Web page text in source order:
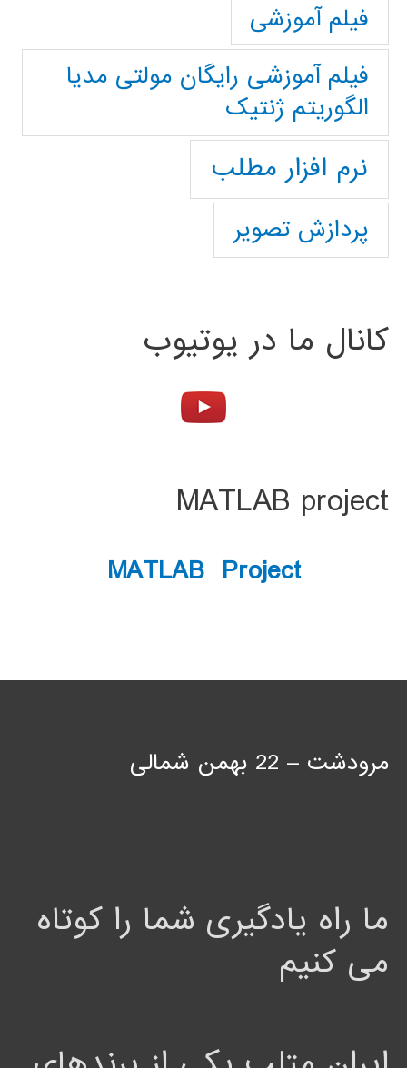
فیلم آموزشی
فیلم آموزشی رایگان مولتی مدیا
الگوریتم ژنتیک
نرم افزار مطلب
پردازش تصویر
کانال ما در یوتیوب
MATLAB project
MATLAB Project
مرودشت – 22 بهمن شمالی
ما راه یادگیری شما را کوتاه
می کنیم